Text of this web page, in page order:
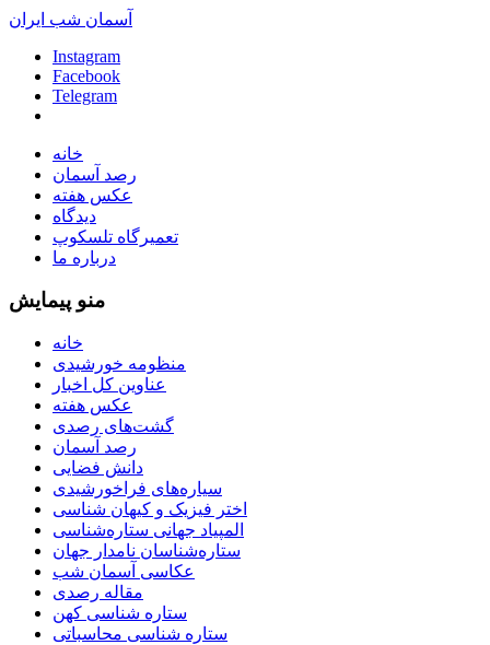
آسمان شب ایران
Instagram
Facebook
Telegram
خانه
رصد آسمان
عکس هفته
دیدگاه
تعمیرگاه تلسکوپ
درباره ما
منو پیمایش
خانه
منظومه خورشیدی
عناوین کل اخبار
عکس هفته
گشت‌های رصدی
رصد آسمان
دانش فضایی
سیاره‌های فراخورشیدی
اختر فیزیک و کیهان شناسی
المپیاد جهانی ستاره‌شناسی
ستاره‌شناسان نامدار جهان
عکاسی آسمان شب
مقاله رصدی
ستاره شناسی کهن
ستاره شناسی محاسباتی